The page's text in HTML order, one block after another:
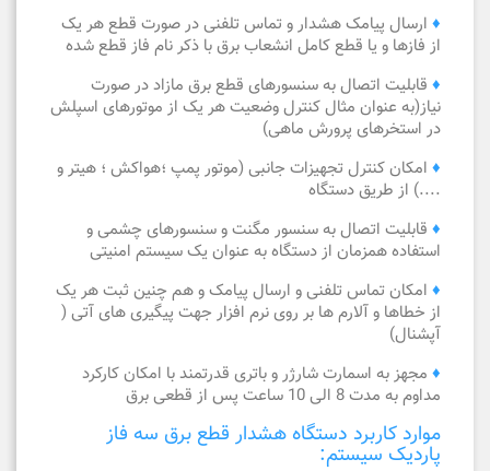
♦ ارسال پیامک هشدار و تماس تلفنی در صورت قطع هر یک
از فازها و یا قطع کامل انشعاب برق با ذکر نام فاز قطع شده
♦ قابلیت اتصال به سنسورهای قطع برق مازاد در صورت
نیاز(به عنوان مثال کنترل وضعیت هر یک از موتورهای اسپلش
در استخرهای پرورش ماهی)
♦ امکان کنترل تجهیزات جانبی (موتور پمپ ؛هواکش ؛ هیتر و
....) از طریق دستگاه
♦ قابلیت اتصال به سنسور مگنت و سنسورهای چشمی و
استفاده همزمان از دستگاه به عنوان یک سیستم امنیتی
♦ امکان تماس تلفنی و ارسال پیامک و هم چنین ثبت هر یک
از خطاها و آلارم ها بر روی نرم افزار جهت پیگیری های آتی (
آپشنال)
♦ مجهز به اسمارت شارژر و باتری قدرتمند با امکان کارکرد
مداوم به مدت 8 الی 10 ساعت پس از قطعی برق
موارد کاربرد دستگاه هشدار قطع برق سه فاز
پاردیک سیستم: